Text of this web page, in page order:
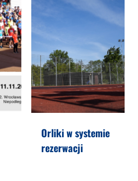
Orliki w systemie
rezerwacji